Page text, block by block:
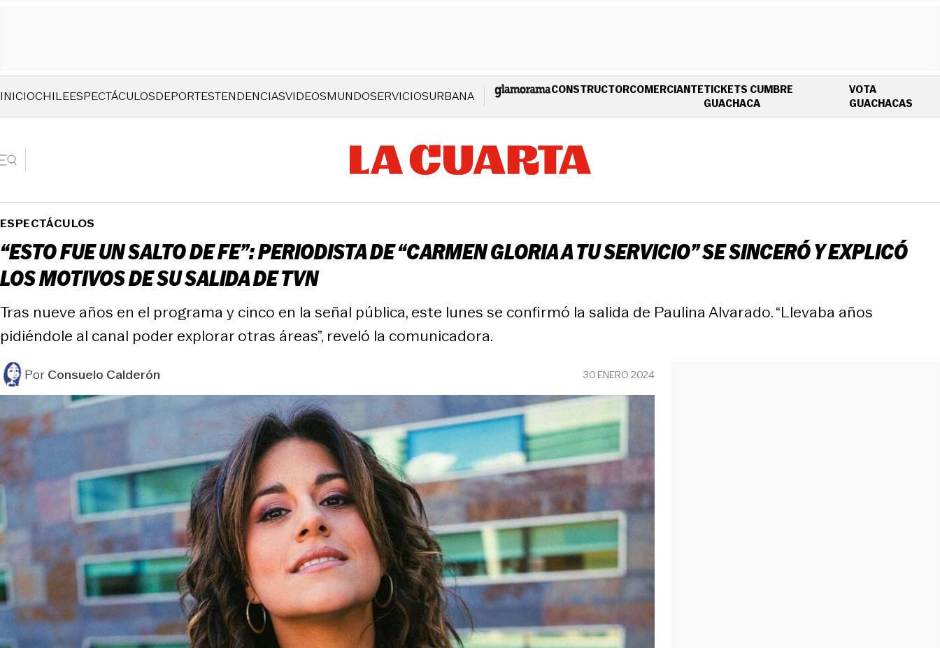
INICIOCHILEESPECTÁCULOSDEPORTESTENDENCIASVIDEOSMUNDOSERVICIOSURBANA CONSTRUCTORCOMERCIANTETICKETS CUMBRE
GUACHACAOPENS IN NEW WINDOW
VOTA
GUACHACAS
ESPECTÁCULOS
“ESTO FUE UN SALTO DE FE”: PERIODISTA DE “CARMEN GLORIA A TU SERVICIO” SE SINCERÓ Y EXPLICÓ
LOS MOTIVOS DE SU SALIDA DE TVN
Tras nueve años en el programa y cinco en la señal pública, este lunes se confirmó la salida de Paulina Alvarado. “Llevaba años
pidiéndole al canal poder explorar otras áreas”, reveló la comunicadora.
PorConsuelo Calderón 30 ENERO 2024